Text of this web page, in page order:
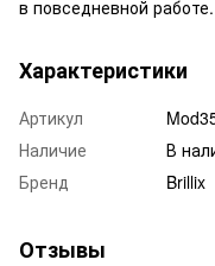
в повседневной работе.
Характеристики
Артикул
Наличие
В
Бренд
Brillix
Отзывы